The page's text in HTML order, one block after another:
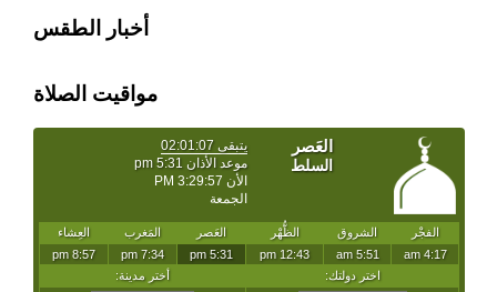
أخبار الطقس
مواقيت الصلاة